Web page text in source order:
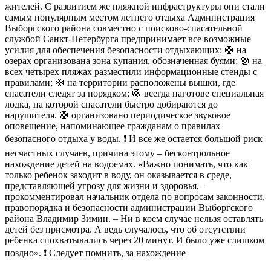
жителей. С развитием же пляжной инфраструктуры они стали
самым популярным местом летнего отдыха Администрация
Выборгского района совместно с поисково-спасательной
службой Санкт-Петербурга предпринимает все возможные
усилия для обеспечения безопасности отдыхающих: 🛟 на
озерах организована зона купания, обозначенная буями; 🛟 на
всех четырех пляжах разместили информационные стенды с
правилами; 🛟 на территории расположены вышки, где
спасатели следят за порядком; 🛟 всегда наготове специальная
лодка, на которой спасатели быстро добираются до
нарушителя. 🛟 организовано периодическое звуковое
оповещение, напоминающее гражданам о правилах
безопасного отдыха у воды. ❗️ И все же остается большой риск
несчастных случаев, причина этому – бесконтрольное
нахождение детей на водоемах. «Важно понимать, что как
только ребенок заходит в воду, он оказывается в среде,
представляющей угрозу для жизни и здоровья, –
прокомментировал начальник отдела по вопросам законности,
правопорядка и безопасности администрации Выборгского
района Владимир Зимин. – Ни в коем случае нельзя оставлять
детей без присмотра. А ведь случалось, что об отсутствии
ребенка спохватывались через 20 минут. И было уже слишком
поздно». ❗️ Следует помнить, за нахождение